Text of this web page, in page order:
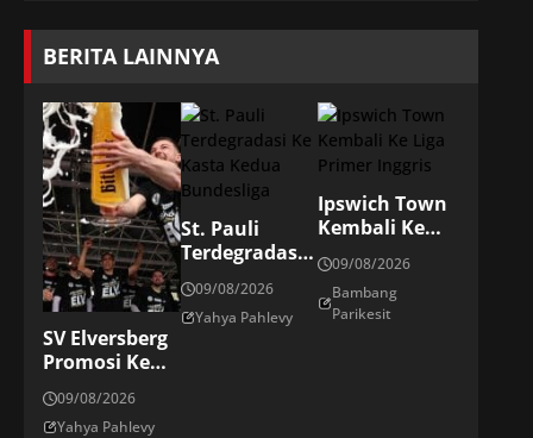
BERITA LAINNYA
SV Elversberg
Promosi Ke
Bundesliga
Jerman
09/08/2026
Yahya Pahlevy
St. Pauli
Terdegradasi
Ke Kasta
Kedua
Bundesliga
09/08/2026
Yahya Pahlevy
Ipswich Town
Kembali Ke
Liga Primer
Inggris
09/08/2026
Bambang
Parikesit